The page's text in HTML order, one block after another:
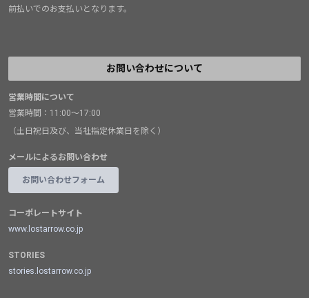
前払いでのお支払いとなります。
お問い合わせについて
営業時間について
営業時間：11:00～17:00
（土日祝日及び、当社指定休業日を除く）
メールによるお問い合わせ
お問い合わせフォーム
コーポレートサイト
www.lostarrow.co.jp
STORIES
stories.lostarrow.co.jp